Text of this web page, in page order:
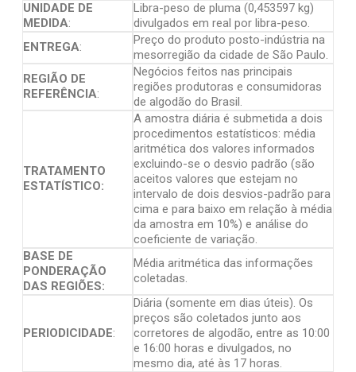
UNIDADE DE
MEDIDA:
Libra-peso de pluma (0,453597 kg)
divulgados em real por libra-peso.
ENTREGA:
Preço do produto posto-indústria na
mesorregião da cidade de São Paulo.
REGIÃO DE
REFERÊNCIA:
Negócios feitos nas principais
regiões produtoras e consumidoras
de algodão do Brasil.
TRATAMENTO
ESTATÍSTICO:
A amostra diária é submetida a dois
procedimentos estatísticos: média
aritmética dos valores informados
excluindo-se o desvio padrão (são
aceitos valores que estejam no
intervalo de dois desvios-padrão para
cima e para baixo em relação à média
da amostra em 10%) e análise do
coeficiente de variação.
BASE DE
PONDERAÇÃO
DAS REGIÕES:
Média aritmética das informações
coletadas.
PERIODICIDADE:
Diária (somente em dias úteis). Os
preços são coletados junto aos
corretores de algodão, entre as 10:00
e 16:00 horas e divulgados, no
mesmo dia, até às 17 horas.